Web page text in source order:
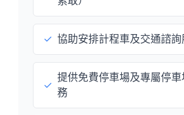
✓ 協助安排計程車及交通諮詢
✓
提供免費停車場及專屬停車
務